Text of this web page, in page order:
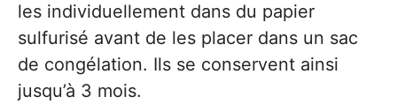
les individuellement dans du papier
sulfurisé avant de les placer dans un sac
de congélation. Ils se conservent ainsi
jusqu’à 3 mois.